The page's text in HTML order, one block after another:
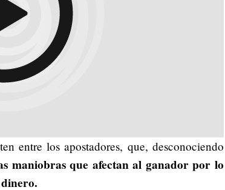
entre los apostadores, que, desconociendo
maniobras que afectan al ganador por lo